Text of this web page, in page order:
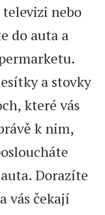
nebo
do auta a
a stovky
které vás
k nim,
Dorazíte
vás čekají